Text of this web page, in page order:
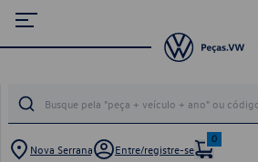
Nova Serrana Entre/registre-se
0